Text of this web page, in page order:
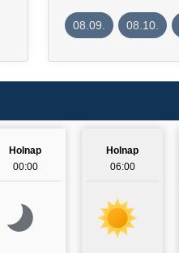
08.09. 08.10.
Holnap
00:00
Holnap
06:00